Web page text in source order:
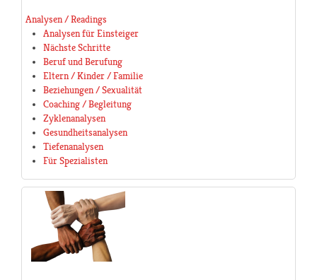
Analysen / Readings
Analysen für Einsteiger
Nächste Schritte
Beruf und Berufung
Eltern / Kinder / Familie
Beziehungen / Sexualität
Coaching / Begleitung
Zyklenanalysen
Gesundheitsanalysen
Tiefenanalysen
Für Spezialisten